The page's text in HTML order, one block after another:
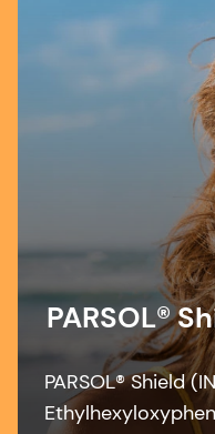
PARSOL®
PARSOL® Shield